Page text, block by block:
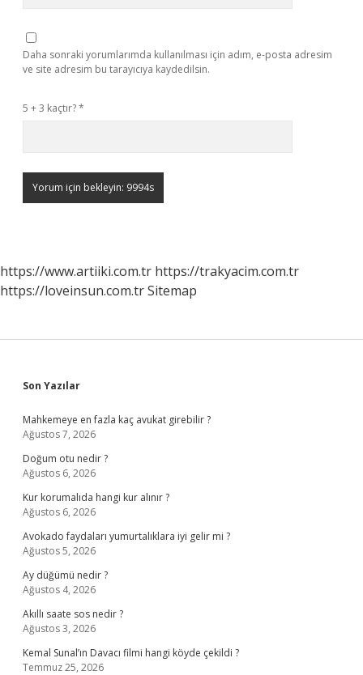
Daha sonraki yorumlarımda kullanılması için adım, e-posta adresim
ve site adresim bu tarayıcıya kaydedilsin.
5 + 3 kaçtır?*
https://www.artiiki.com.tr https://trakyacim.com.tr
https://loveinsun.com.trSitemap
Sidebar
Son Yazılar
Mahkemeye en fazla kaç avukat girebilir ?
Ağustos 7, 2026
Doğum otu nedir ?
Ağustos 6, 2026
Kur korumalıda hangi kur alınır ?
Ağustos 6, 2026
Avokado faydaları yumurtalıklara iyi gelir mi ?
Ağustos 5, 2026
Ay düğümü nedir ?
Ağustos 4, 2026
Akıllı saate sos nedir ?
Ağustos 3, 2026
Kemal Sunal’ın Davacı filmi hangi köyde çekildi ?
Temmuz 25, 2026